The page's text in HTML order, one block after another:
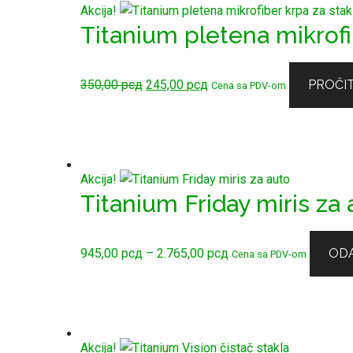
Akcija!
Titanium pletena
350,00рсд cena
245,00 рсдcena
Cena sa PDV-om
Akcija!
Titanium Friday miris za
945,00 рсд – 2.765,00 рсдcena:
2.765,00 рсд
Cena sa PDV-om
Akcija!